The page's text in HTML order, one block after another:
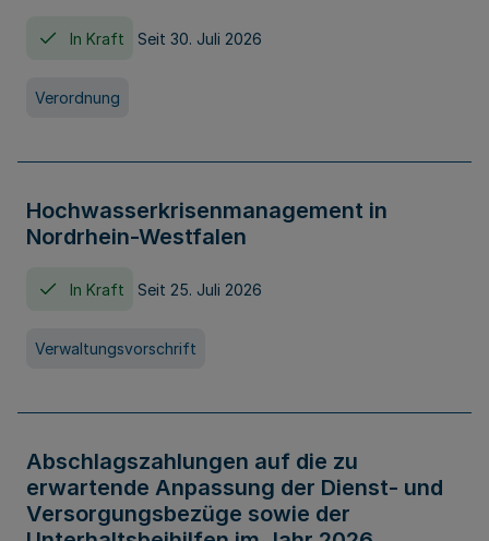
In Kraft Seit 30. Juli 2026
Verordnung
Hochwasserkrisenmanagement in
Nordrhein-Westfalen
In Kraft Seit 25. Juli 2026
Verwaltungsvorschrift
Abschlagszahlungen auf die zu
erwartende Anpassung der Dienst- und
Versorgungsbezüge sowie der